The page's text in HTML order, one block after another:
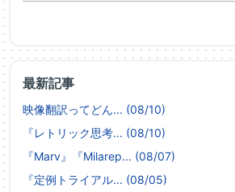
最新記事
映像翻訳ってどん... (08/10)
『レトリック思考... (08/10)
『Marv』『Milarep... (08/07)
『定例トライアル... (08/05)